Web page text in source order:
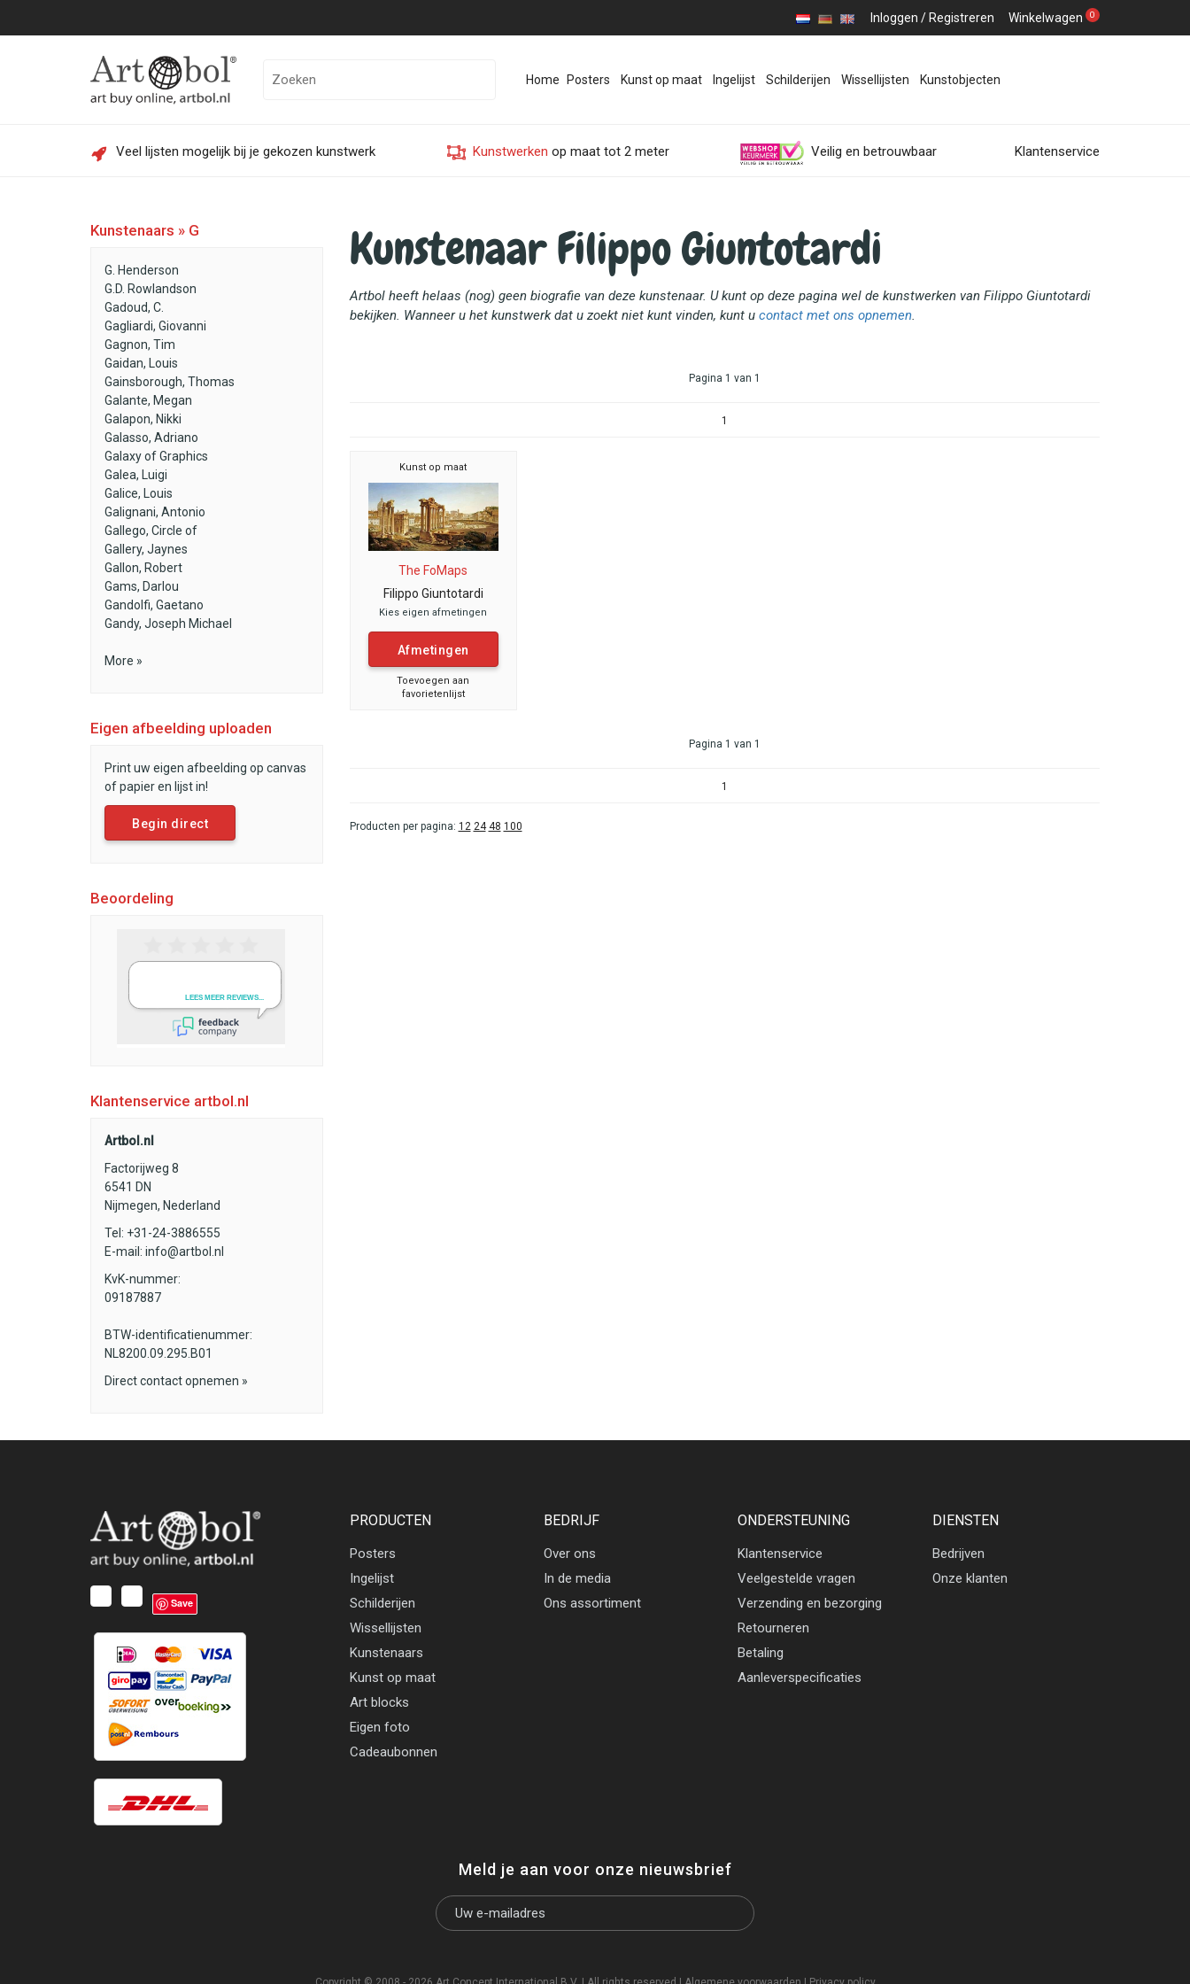
Inloggen / Registreren Winkelwagen 0
Home Posters Kunst op maat Ingelijst Schilderijen Wissellijsten Kunstobjecten
Veel lijsten mogelijk bij je gekozen kunstwerk Kunstwerken op maat tot 2 meter Veilig en betrouwbaar Klantenservice
Kunstenaars » G
G. Henderson
G.D. Rowlandson
Gadoud, C.
Gagliardi, Giovanni
Gagnon, Tim
Gaidan, Louis
Gainsborough, Thomas
Galante, Megan
Galapon, Nikki
Galasso, Adriano
Galaxy of Graphics
Galea, Luigi
Galice, Louis
Galignani, Antonio
Gallego, Circle of
Gallery, Jaynes
Gallon, Robert
Gams, Darlou
Gandolfi, Gaetano
Gandy, Joseph Michael
More »
Eigen afbeelding uploaden
Print uw eigen afbeelding op canvas
of papier en lijst in!
Begin direct
Beoordeling
Klantenservice artbol.nl
Artbol.nl
Factorijweg 8
6541 DN
Nijmegen, Nederland
Tel: +31-24-3886555
E-mail: info@artbol.nl
KvK-nummer:
09187887
BTW-identificatienummer:
NL8200.09.295.B01
Direct contact opnemen »
Kunstenaar Filippo Giuntotardi
Artbol heeft helaas (nog) geen biografie van deze kunstenaar. U kunt op deze pagina wel de kunstwerken van Filippo Giuntotardi
bekijken. Wanneer u het kunstwerk dat u zoekt niet kunt vinden, kunt u contact met ons opnemen.
Pagina 1 van 1
1
Kunst op maat
The FoMaps
Filippo Giuntotardi
Kies eigen afmetingen
Afmetingen
Toevoegen aan
favorietenlijst
Pagina 1 van 1
1
Producten per pagina: 12 24 48 100
Save
PRODUCTEN
Posters
Ingelijst
Schilderijen
Wissellijsten
Kunstenaars
Kunst op maat
Art blocks
Eigen foto
Cadeaubonnen
BEDRIJF
Over ons
In de media
Ons assortiment
ONDERSTEUNING
Klantenservice
Veelgestelde vragen
Verzending en bezorging
Retourneren
Betaling
Aanleverspecificaties
DIENSTEN
Bedrijven
Onze klanten
Meld je aan voor onze nieuwsbrief